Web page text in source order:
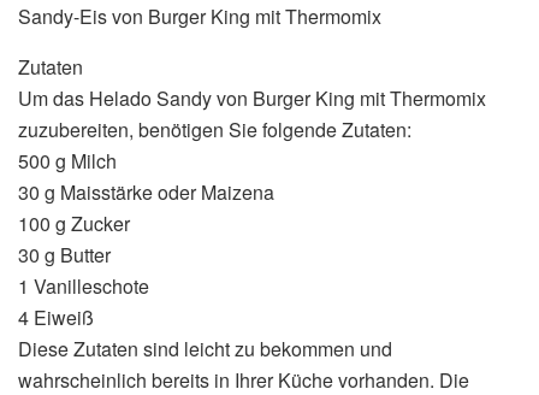
Sandy-Eis von Burger King mit Thermomix
Zutaten
Um das Helado Sandy von Burger King mit Thermomix
zuzubereiten, benötigen Sie folgende Zutaten:
500 g Milch
30 g Maisstärke oder Maizena
100 g Zucker
30 g Butter
1 Vanilleschote
4 Eiweiß
Diese Zutaten sind leicht zu bekommen und
wahrscheinlich bereits in Ihrer Küche vorhanden. Die